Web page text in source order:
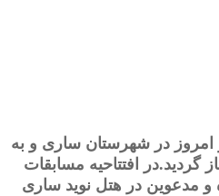
در شهرستان ساری و به
گردید.در افتتاحیه مسابقات
مدعوین در هتل نوید ساری